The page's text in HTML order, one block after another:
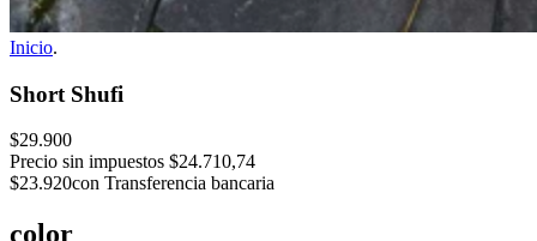
Inicio.
Short Shufi
$29.900
Precio sin impuestos $24.710,74
$23.920con Transferencia bancaria
color